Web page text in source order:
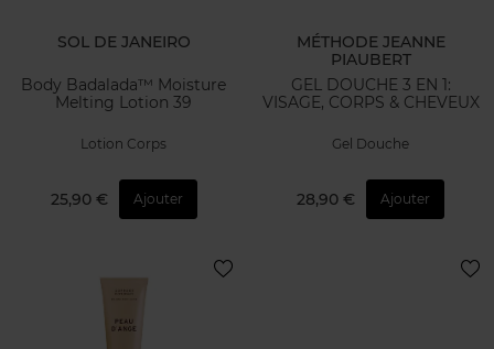
SOL DE JANEIRO
Body Badalada™ Moisture
Melting Lotion 39
Lotion Corps
25,90 € Ajouter
MÉTHODE JEANNE
PIAUBERT
GEL DOUCHE 3 EN 1:
VISAGE, CORPS & CHEVEUX
Gel Douche
28,90 € Ajouter